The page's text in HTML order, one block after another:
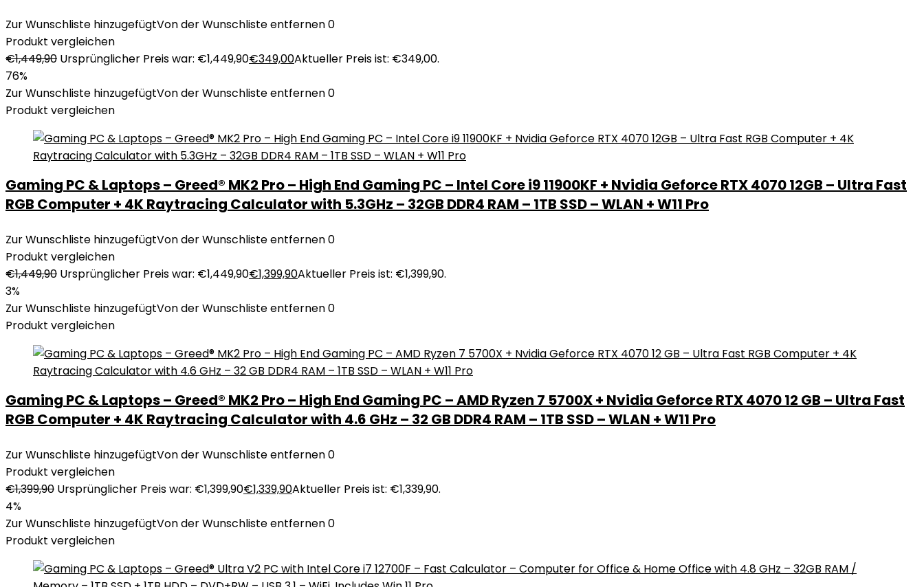
Zur Wunschliste hinzugefügtVon der Wunschliste entfernen0
Produkt vergleichen
€1,449,90 Ursprünglicher Preis war: €1,449,90€349,00Aktueller Preis ist: €349,00.
76%
Zur Wunschliste hinzugefügtVon der Wunschliste entfernen0
Produkt vergleichen
Gaming PC & Laptops – Greed® MK2 Pro – High End Gaming PC – Intel Core i9 11900KF + Nvidia Geforce RTX 4070 12GB – Ultra Fast
RGB Computer + 4K Raytracing Calculator with 5.3GHz – 32GB DDR4 RAM – 1TB SSD – WLAN + W11 Pro
Zur Wunschliste hinzugefügtVon der Wunschliste entfernen0
Produkt vergleichen
€1,449,90 Ursprünglicher Preis war: €1,449,90€1,399,90Aktueller Preis ist: €1,399,90.
3%
Zur Wunschliste hinzugefügtVon der Wunschliste entfernen0
Produkt vergleichen
Gaming PC & Laptops – Greed® MK2 Pro – High End Gaming PC – AMD Ryzen 7 5700X + Nvidia Geforce RTX 4070 12 GB – Ultra Fast
RGB Computer + 4K Raytracing Calculator with 4.6 GHz – 32 GB DDR4 RAM – 1TB SSD – WLAN + W11 Pro
Zur Wunschliste hinzugefügtVon der Wunschliste entfernen0
Produkt vergleichen
€1,399,90 Ursprünglicher Preis war: €1,399,90€1,339,90Aktueller Preis ist: €1,339,90.
4%
Zur Wunschliste hinzugefügtVon der Wunschliste entfernen0
Produkt vergleichen